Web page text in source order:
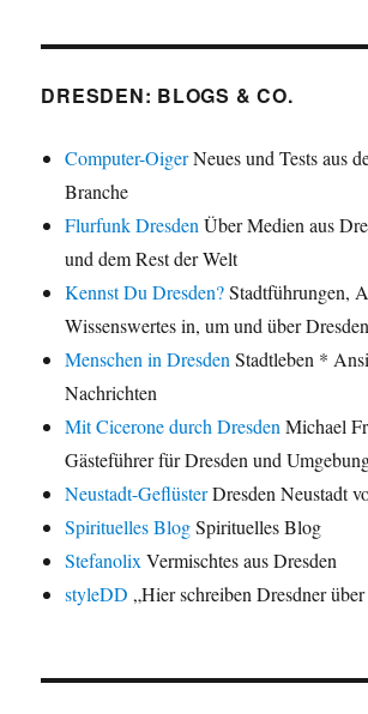
DRESDEN: BLOGS & CO.
Computer-OigerNeues und Tests aus
Branche
Flurfunk DresdenÜber Medien aus
und dem Rest der Welt
Kennst Du Dresden?Stadtführungen,
Wissenswertes in, um und über Dresden
Menschen in DresdenStadtleben *
Nachrichten
Mit Cicerone durch DresdenMichael
Gästeführer für Dresden und
Neustadt-GeflüsterDresden Neustadt
Spirituelles BlogSpirituelles Blog
StefanolixVermischtes aus Dresden
styleDD „Hier schreiben Dresdner